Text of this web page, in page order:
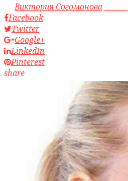
byВиктория Согомонова
Facebook
Twitter
Google+
LinkedIn
Pinterest
share